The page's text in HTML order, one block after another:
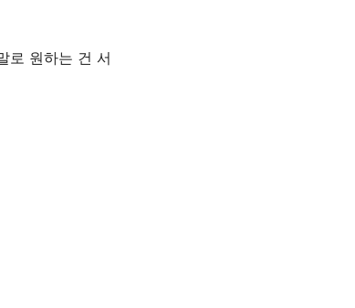
로 원하는 건 서